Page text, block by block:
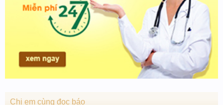
Chị em cùng đọc báo